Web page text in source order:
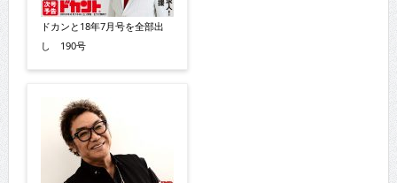
ドカンと18年7月号を全部出
し 190号